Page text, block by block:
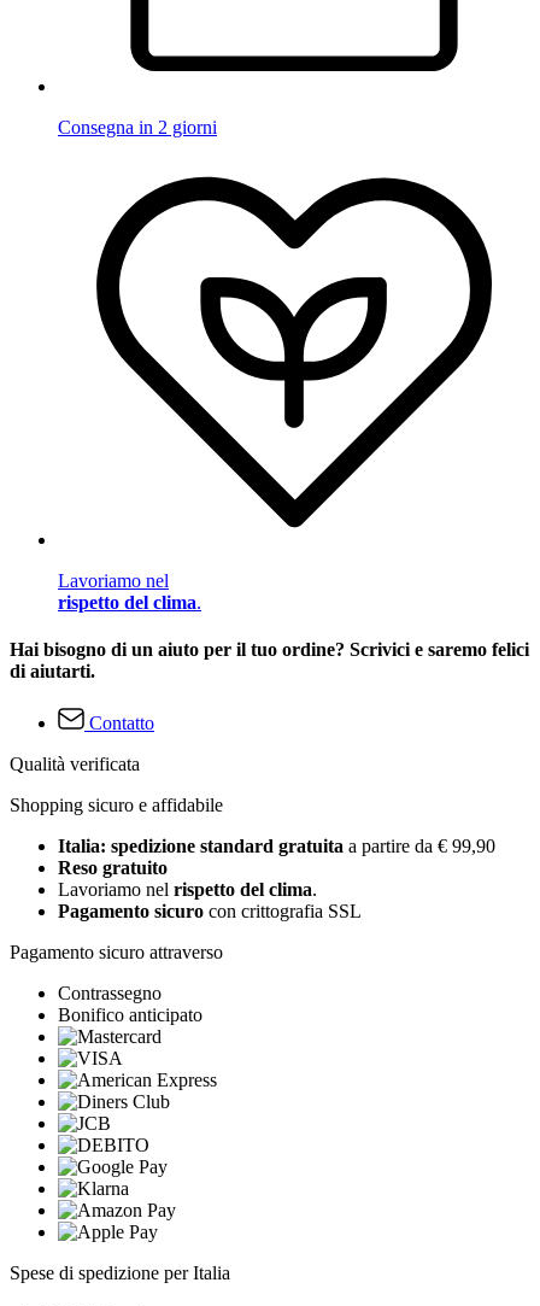
Consegna in 2 giorni
Lavoriamo nel
rispetto del clima.
Hai bisogno di un aiuto per il tuo ordine? Scrivici e saremo felici
di aiutarti.
Contatto
Qualità verificata
Shopping sicuro e affidabile
Italia: spedizione standard gratuita a partire da € 99,90
Reso gratuito
Lavoriamo nel rispetto del clima.
Pagamento sicuro con crittografia SSL
Pagamento sicuro attraverso
Contrassegno
Bonifico anticipato
Spese di spedizione per Italia